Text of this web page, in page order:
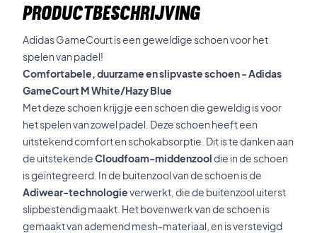
PRODUCTBESCHRIJVING
Adidas GameCourt is een geweldige schoen voor het
spelen van padel!
Comfortabele, duurzame en slipvaste schoen - Adidas
GameCourt M White/Hazy Blue
Met deze schoen krijg je een schoen die geweldig is voor
het spelen van zowel padel. Deze schoen heeft een
uitstekend comfort en schokabsorptie. Dit is te danken aan
de uitstekendeCloudfoam-middenzooldie in de schoen
is geïntegreerd. In de buitenzool van de schoen is de
Adiwear-technologieverwerkt, die de buitenzool uiterst
slipbestendig maakt. Het bovenwerk van de schoen is
gemaakt van ademend mesh-materiaal, en is verstevigd